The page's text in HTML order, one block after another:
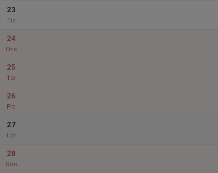
23
Tis
24
Ons
25
Tor
26
Fre
27
Lör
28
Sön